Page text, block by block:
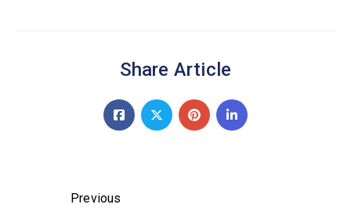
Share Article
Previous